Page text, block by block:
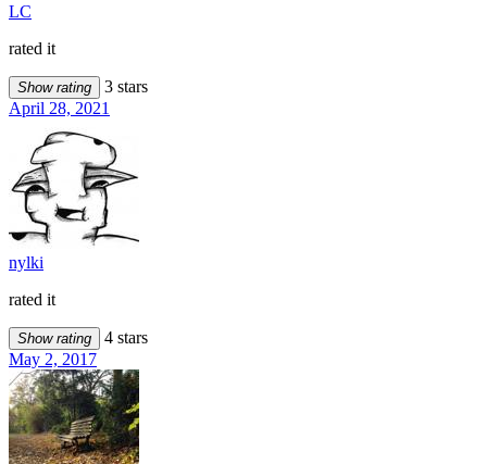
LC
rated it
Show rating
3 stars
April 28, 2021
nylki
rated it
Show rating
4 stars
May 2, 2017